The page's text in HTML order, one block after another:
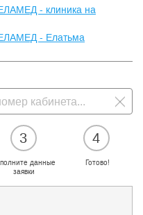
- клиника на
- Елатьма
3
данные
заявки
4
Готово!